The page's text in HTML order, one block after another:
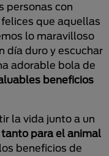
personas con
que aquellas
lo maravilloso
día duro y escuchar
adorable bola de
beneficios
la vida junto a un
para el animal
beneficios de